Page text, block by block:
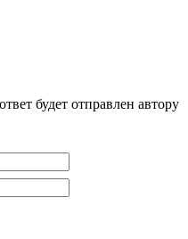
будет отправлен автору